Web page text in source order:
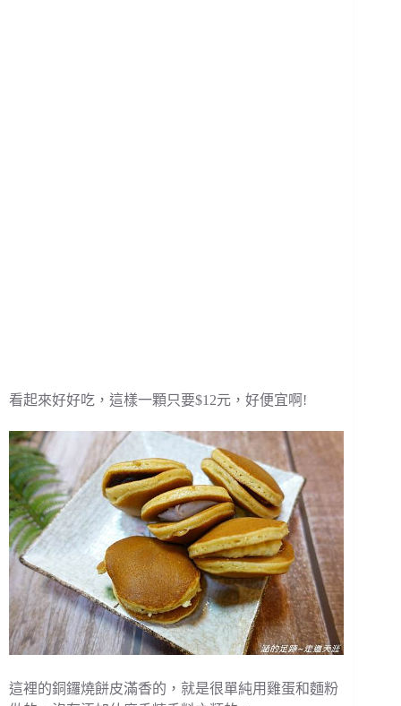
看起來好好吃，這樣一顆只要$12元，好便宜啊!
這裡的銅鑼燒餅皮滿香的，就是很單純用雞蛋和麵粉